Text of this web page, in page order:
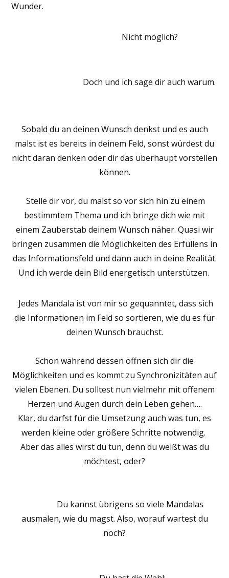
Wunder.
Nicht möglich?
Doch und ich sage dir auch warum.
Sobald du an deinen Wunsch denkst und es auch
malst ist es bereits in deinem Feld, sonst würdest du
nicht daran denken oder dir das überhaupt vorstellen
können.
Stelle dir vor, du malst so vor sich hin zu einem
bestimmtem Thema und ich bringe dich wie mit
einem Zauberstab deinem Wunsch näher. Quasi wir
bringen zusammen die Möglichkeiten des Erfüllens in
das Informationsfeld und dann auch in deine Realität.
Und ich werde dein Bild energetisch unterstützen.
Jedes Mandala ist von mir so gequanntet, dass sich
die Informationen im Feld so sortieren, wie du es für
deinen Wunsch brauchst.
Schon während dessen öffnen sich dir die
Möglichkeiten und es kommt zu Synchronizitäten auf
vielen Ebenen. Du solltest nun vielmehr mit offenem
Herzen und Augen durch dein Leben gehen….
Klar, du darfst für die Umsetzung auch was tun, es
werden kleine oder größere Schritte notwendig.
Aber das alles wirst du tun, denn du weißt was du
möchtest, oder?
Du kannst übrigens so viele Mandalas
ausmalen, wie du magst. Also, worauf wartest du
noch?